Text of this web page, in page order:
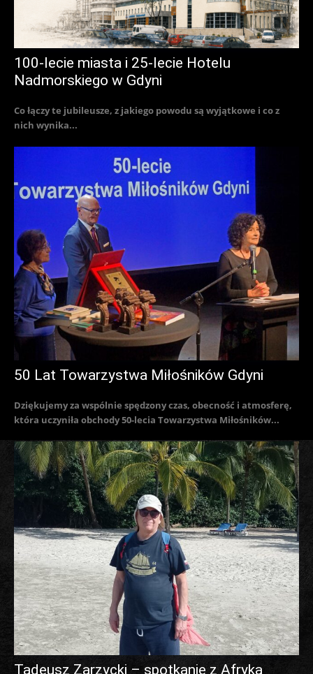
100-lecie miasta i 25-lecie Hotelu
Nadmorskiego w Gdyni
Co łączy te jubileusze, z jakiego powodu są wyjątkowe i co z
nich wynika...
50 Lat Towarzystwa Miłośników Gdyni
Dziękujemy za wspólnie spędzony czas, obecność i atmosferę,
która uczyniła obchody 50-lecia Towarzystwa Miłośników...
Tadeusz Zarzycki – spotkanie z Afryką